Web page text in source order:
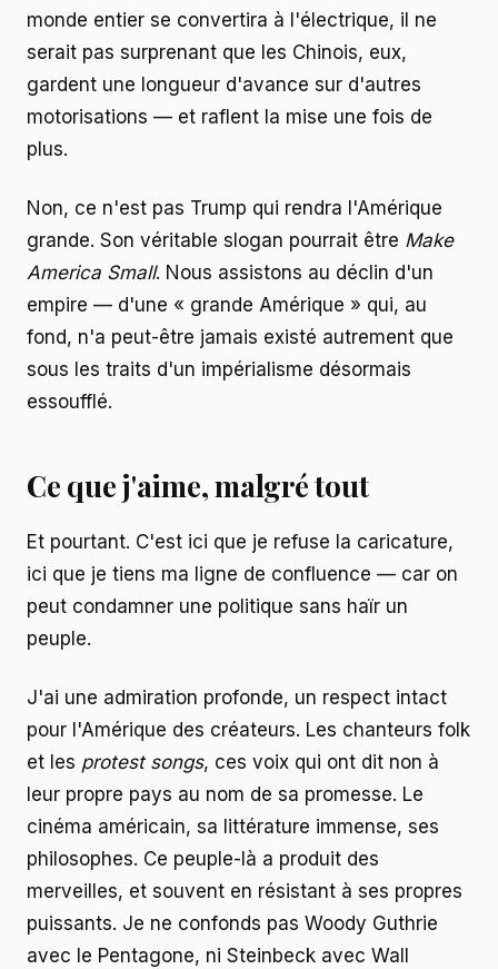
monde entier se convertira à l'électrique, il ne
serait pas surprenant que les Chinois, eux,
gardent une longueur d'avance sur d'autres
motorisations — et raflent la mise une fois de
plus.
Non, ce n'est pas Trump qui rendra l'Amérique
grande. Son véritable slogan pourrait être Make
America Small. Nous assistons au déclin d'un
empire — d'une « grande Amérique » qui, au
fond, n'a peut-être jamais existé autrement que
sous les traits d'un impérialisme désormais
essoufflé.
Ce que j'aime, malgré tout
Et pourtant. C'est ici que je refuse la caricature,
ici que je tiens ma ligne de confluence — car on
peut condamner une politique sans haïr un
peuple.
J'ai une admiration profonde, un respect intact
pour l'Amérique des créateurs. Les chanteurs folk
et les protest songs, ces voix qui ont dit non à
leur propre pays au nom de sa promesse. Le
cinéma américain, sa littérature immense, ses
philosophes. Ce peuple-là a produit des
merveilles, et souvent en résistant à ses propres
puissants. Je ne confonds pas Woody Guthrie
avec le Pentagone, ni Steinbeck avec Wall